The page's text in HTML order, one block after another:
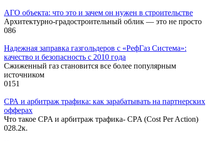
АГО объекта: что это и зачем он нужен в строительстве
Архитектурно-градостроительный облик — это не просто
086
Надежная заправка газгольдеров с «РефГаз Система»:
качество и безопасность с 2010 года
Сжиженный газ становится все более популярным
источником
0151
СРА и арбитраж трафика: как зарабатывать на партнерских
офферах
Что такое CPA и арбитраж трафика- CPA (Cost Per Action)
028.2к.